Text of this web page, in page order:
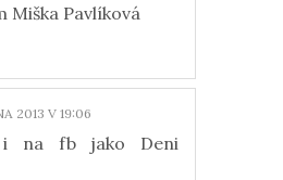
Miška Pavlíková
2013 V 19:06
i na fb jako Deni